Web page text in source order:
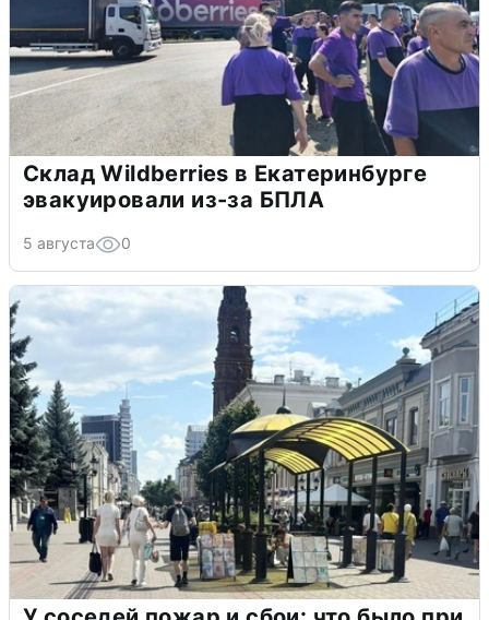
Склад Wildberries в Екатеринбурге
эвакуировали из-за БПЛА
5 августа 0